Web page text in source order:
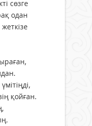
сөзге
одан
қойған.